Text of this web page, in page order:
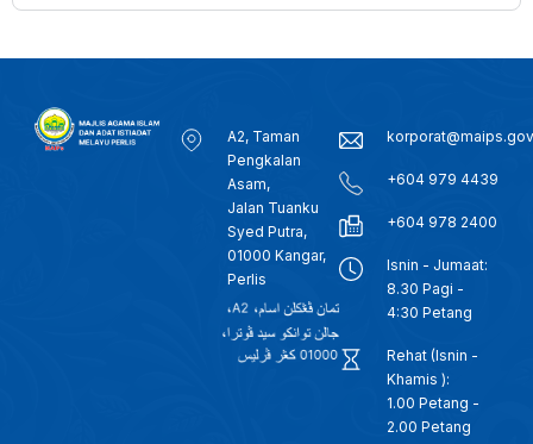
A2, Taman
Pengkalan
Asam,
Jalan Tuanku
Syed Putra,
01000 Kangar,
Perlis
+604 979 4439
+604 978 2400
Isnin - Jumaat:
8.30 Pagi -
4:30 Petang
Rehat (Isnin -
Khamis ):
1.00 Petang -
2.00 Petang